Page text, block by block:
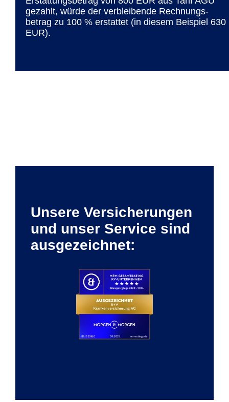
gezahlt, würde der verblei­bende Rechnungs­
betrag zu 100 % erstattet (in diesem Bei­spiel 630
EUR).
Unsere Versicherungen
und unser Service sind
ausgezeichnet: